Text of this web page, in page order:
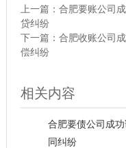
上一篇： 合肥要账公司
贷纠纷
下一篇： 合肥收账公司
偿纠纷
相关内容
合肥要债公司成
同纠纷